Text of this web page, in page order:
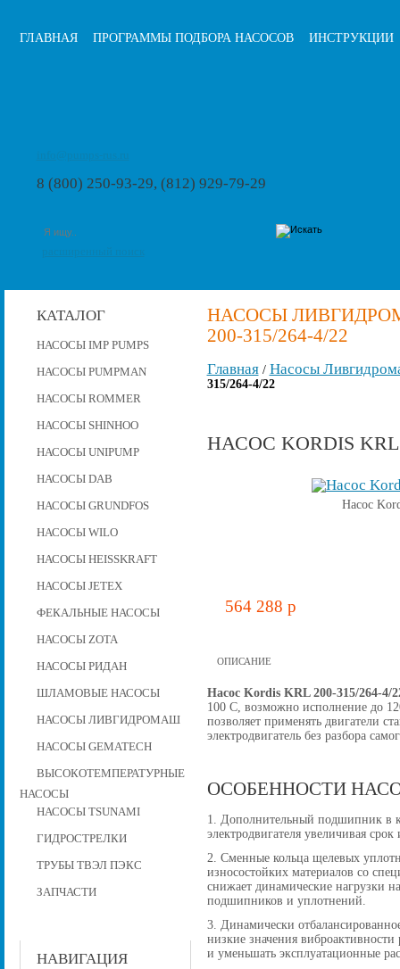
ГЛАВНАЯ ПРОГРАММЫ ПОДБОРА НАСОСОВ ИНСТРУКЦИИ
8 (800) 250-93-29, (812) 929-79-29
КАТАЛОГ
НАСОСЫ IMP PUMPS
НАСОСЫ PUMPMAN
НАСОСЫ ROMMER
НАСОСЫ SHINHOO
НАСОСЫ UNIPUMP
НАСОСЫ DAB
НАСОСЫ GRUNDFOS
НАСОСЫ WILO
НАСОСЫ HEISSKRAFT
НАСОСЫ JETEX
ФЕКАЛЬНЫЕ НАСОСЫ
НАСОСЫ ZOTA
НАСОСЫ РИДАН
ШЛАМОВЫЕ НАСОСЫ
НАСОСЫ ЛИВГИДРОМАШ
НАСОСЫ GEMATECH
ВЫСОКОТЕМПЕРАТУРНЫЕ
НАСОСЫ
НАСОСЫ TSUNAMI
ГИДРОСТРЕЛКИ
ТРУБЫ ТВЭЛ ПЭКС
ЗАПЧАСТИ
НАВИГАЦИЯ
НАСОСЫ
200-315/264-4/22
Главная/ Насосы
315/264-4/22
НАСОС KORDIS KRL
Насос
564 288 p
ОПИСАНИЕ
Насос Kordis KRL 200-315/264-4/
100 C, возможно исполнение до
позволяет применять двигатели
электродвигатель без разбора
ОСОБЕННОСТИ
1. Дополнительный подшипник в
электродвигателя увеличивая
2. Сменные кольца щелевых
износостойких материалов со
снижает динамические нагрузки
подшипников и уплотнений.
3. Динамически
низкие значения виброактивности
и уменьшать эксплуатационные